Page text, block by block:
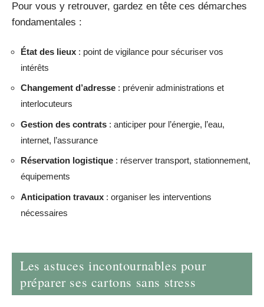
Pour vous y retrouver, gardez en tête ces démarches
fondamentales :
État des lieux : point de vigilance pour sécuriser vos
intérêts
Changement d’adresse : prévenir administrations et
interlocuteurs
Gestion des contrats : anticiper pour l’énergie, l’eau,
internet, l’assurance
Réservation logistique : réserver transport, stationnement,
équipements
Anticipation travaux : organiser les interventions
nécessaires
Les astuces incontournables pour
préparer ses cartons sans stress